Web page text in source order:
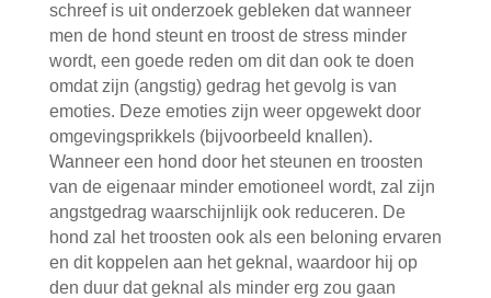
schreef is uit onderzoek gebleken dat wanneer
men de hond steunt en troost de stress minder
wordt, een goede reden om dit dan ook te doen
omdat zijn (angstig) gedrag het gevolg is van
emoties. Deze emoties zijn weer opgewekt door
omgevingsprikkels (bijvoorbeeld knallen).
Wanneer een hond door het steunen en troosten
van de eigenaar minder emotioneel wordt, zal zijn
angstgedrag waarschijnlijk ook reduceren. De
hond zal het troosten ook als een beloning ervaren
en dit koppelen aan het geknal, waardoor hij op
den duur dat geknal als minder erg zou gaan